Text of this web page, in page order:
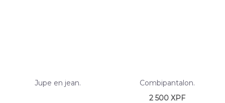
Jupe en jean.
Combipantalon.
2 500 XPF